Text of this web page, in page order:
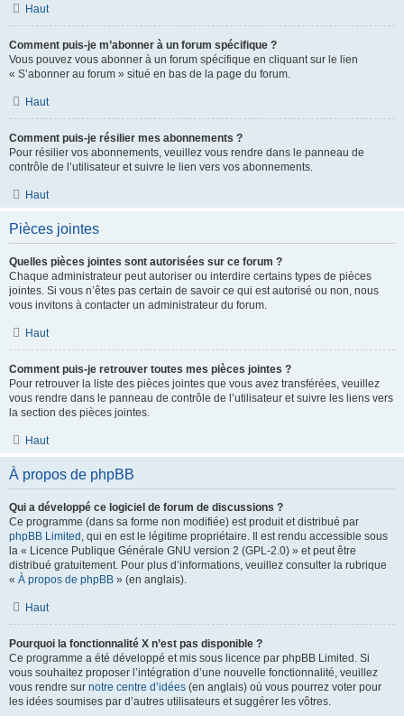
Haut
Comment puis-je m’abonner à un forum spécifique ?
Vous pouvez vous abonner à un forum spécifique en cliquant sur le lien
« S’abonner au forum » situé en bas de la page du forum.
Haut
Comment puis-je résilier mes abonnements ?
Pour résilier vos abonnements, veuillez vous rendre dans le panneau de
contrôle de l’utilisateur et suivre le lien vers vos abonnements.
Haut
Pièces jointes
Quelles pièces jointes sont autorisées sur ce forum ?
Chaque administrateur peut autoriser ou interdire certains types de pièces
jointes. Si vous n’êtes pas certain de savoir ce qui est autorisé ou non, nous
vous invitons à contacter un administrateur du forum.
Haut
Comment puis-je retrouver toutes mes pièces jointes ?
Pour retrouver la liste des pièces jointes que vous avez transférées, veuillez
vous rendre dans le panneau de contrôle de l’utilisateur et suivre les liens vers
la section des pièces jointes.
Haut
À propos de phpBB
Qui a développé ce logiciel de forum de discussions ?
Ce programme (dans sa forme non modifiée) est produit et distribué par
phpBB Limited , qui en est le légitime propriétaire. Il est rendu accessible sous
la « Licence Publique Générale GNU version 2 (GPL-2.0) » et peut être
distribué gratuitement. Pour plus d’informations, veuillez consulter la rubrique
« À propos de phpBB » (en anglais).
Haut
Pourquoi la fonctionnalité X n’est pas disponible ?
Ce programme a été développé et mis sous licence par phpBB Limited. Si
vous souhaitez proposer l’intégration d’une nouvelle fonctionnalité, veuillez
vous rendre sur notre centre d’idées (en anglais) où vous pourrez voter pour
les idées soumises par d’autres utilisateurs et suggérer les vôtres.